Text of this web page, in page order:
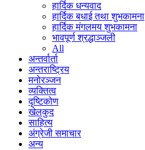
हार्दिक धन्यवाद
हार्दिक बधाई तथा शुभकामना
हार्दिक मंगलमय शुभकामना
भावपूर्ण श्रद्धाञ्जली
All
अन्तर्वार्ता
अन्तराष्ट्रिय
मनोरञ्जन
व्यक्तित्व
दृष्टिकोण
खेलकुद
साहित्य
अंग्रेजी समाचार
अन्य